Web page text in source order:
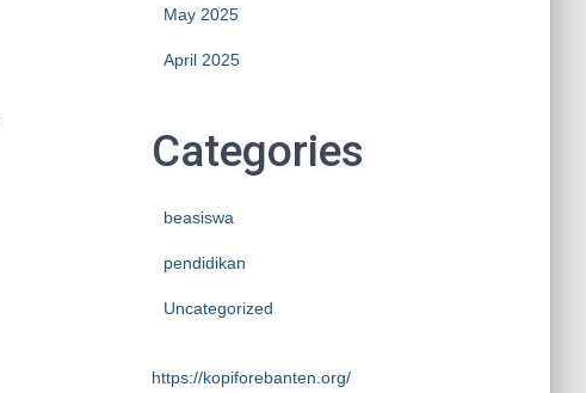
May 2025
April 2025
Categories
beasiswa
pendidikan
Uncategorized
https://kopiforebanten.org/